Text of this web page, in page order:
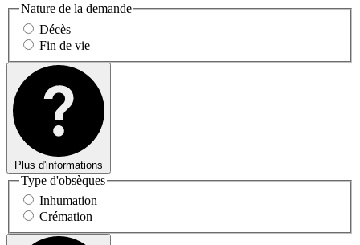
Nature de la demande
Décès
Fin de vie
Plus d'informations
Type d'obsèques
Inhumation
Crémation